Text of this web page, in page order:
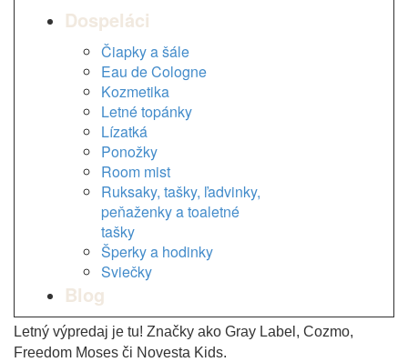
Dospeláci
Čiapky a šále
Eau de Cologne
Kozmetika
Letné topánky
Lízatká
Ponožky
Room mist
Ruksaky, tašky, ľadvinky,
peňaženky a toaletné
tašky
Šperky a hodinky
Sviečky
Blog
Letný výpredaj je tu! Značky ako Gray Label, Cozmo,
Freedom Moses či Novesta Kids.